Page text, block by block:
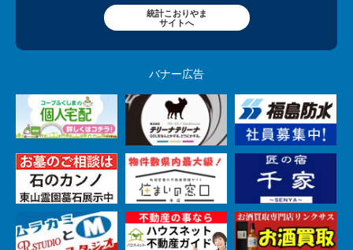
統計こおりやま
サイトへ
バナー広告